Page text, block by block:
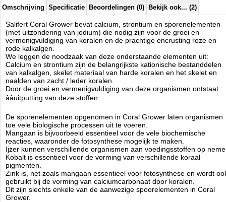
vorming van calcium en strontium carbonaten te gebruiken.
Om het bereik van sporenelementen te completeren wordt Salifert
Jodium sterk aanbevolen.
Insturcties:
Regelmatig onderhoud: Dosering 5 ml per 100 liter (25 gallons)
eenmaal per week.
Salifert
Manufactured by:Salifert
Model:SA-3035
Product ID:8714079140131
4.2143 11.95 11.95 Available from: Aquariumonderdelen.nl 2026-08-24 1
New
Omschrijving Specificatie Beoordelingen (0) Bekijk ook... (2)
Salifert Coral Grower bevat calcium, strontium en sporenelementen
(met uitzondering van jodium) die nodig zijn voor de groei en
vermenigvuldiging van koralen en de prachtige encrusting roze en
rode kalkalgen.
We leggen de noodzaak van deze onderstaande elementen uit:
Calcium en strontium zijn de belangrijkste kationische bestanddelen
van kalkalgen, skelet materiaal van harde koralen en het skelet en
naalden van zacht / leder koralen.
Door de groei en vermenigvuldiging van deze organismen ontstaat
ââuitputting van deze stoffen.
De sporenelementen opgenomen in Coral Grower laten organismen
toe vele biologische processen uit te voeren.
Mangaan is bijvoorbeeld essentieel voor de vele biochemische
reacties, waaronder de fotosynthese mogelijk te maken.
Ijzer kunnen verschillende organismen aan voedingsstoffen op
Kobalt is essentieel voor de vorming van verschillende koraal
pigmenten.
Zink is, net zoals mangaan essentieel voor fotosynthese en wordt
gebruikt bij de vorming van calciumcarbonaat door koralen.
Dit zijn slechts enkele van de aanwezige spoorelementen in Coral
Grower.